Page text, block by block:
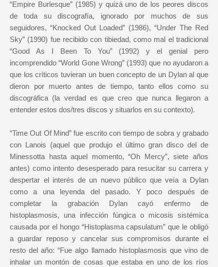
“Empire Burlesque” (1985) y quizá uno de los peores discos
de toda su discografía, ignorado por muchos de sus
seguidores, “Knocked Out Loaded” (1986), “Under The Red
Sky” (1990) fue recibido con tibiedad, como mal el tradicional
“Good As I Been To You” (1992) y el genial pero
incomprendido “World Gone Wrong” (1993) que no ayudaron a
que los críticos tuvieran un buen concepto de un Dylan al que
dieron por muerto antes de tiempo, tanto ellos como su
discográfica (la verdad es que creo que nunca llegaron a
entender estos dos/tres discos y situarlos en su contexto).
“Time Out Of Mind” fue escrito con tiempo de sobra y grabado
con Lanois (aquel que produjo el último gran disco del de
Minessotta hasta aquel momento, “Oh Mercy”, siete años
antes) como intento desesperado para resucitar su carrera y
despertar el interés de un nuevo público que veía a Dylan
como a una leyenda del pasado. Y poco después de
completar la grabación Dylan cayó enfermo de
histoplasmosis, una infección fúngica o micosis sistémica
causada por el hongo “Histoplasma capsulatum” que le obligó
a guardar reposo y cancelar sus compromisos durante el
resto del año: “Fue algo llamado histoplasmosis que vino de
inhalar un montón de cosas que estaba en uno de los ríos